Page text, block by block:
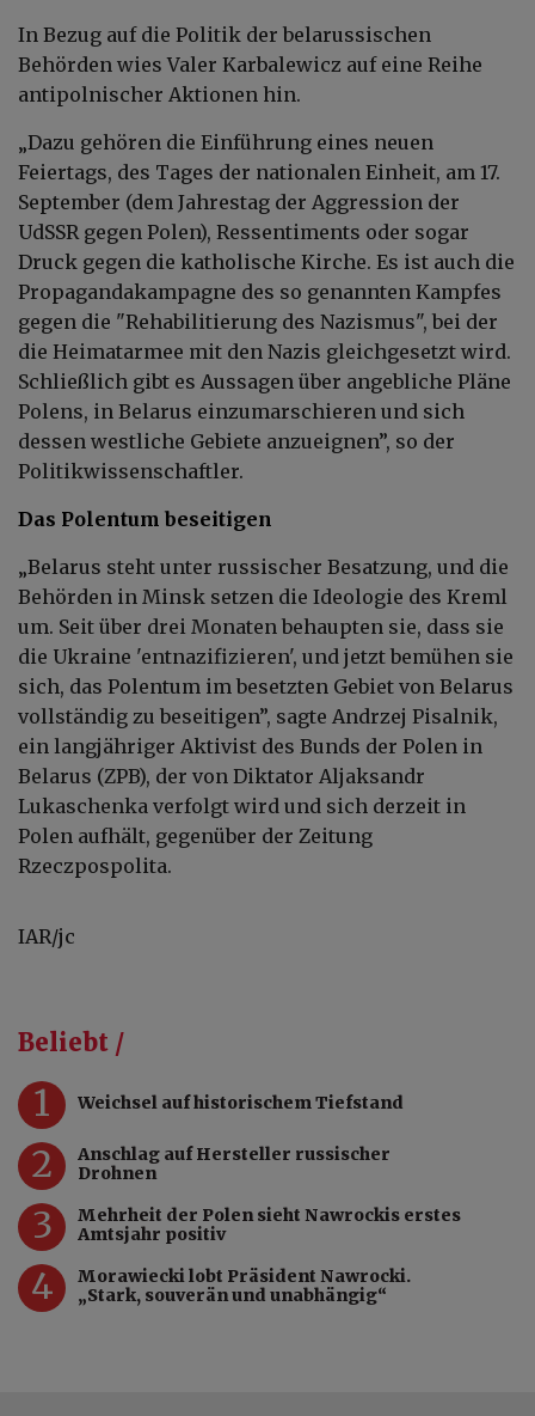
In Bezug auf die Politik der belarussischen
Behörden wies Valer Karbalewicz auf eine Reihe
antipolnischer Aktionen hin.
„Dazu gehören die Einführung eines neuen
Feiertags, des Tages der nationalen Einheit, am 17.
September (dem Jahrestag der Aggression der
UdSSR gegen Polen), Ressentiments oder sogar
Druck gegen die katholische Kirche. Es ist auch die
Propagandakampagne des so genannten Kampfes
gegen die "Rehabilitierung des Nazismus", bei der
die Heimatarmee mit den Nazis gleichgesetzt wird.
Schließlich gibt es Aussagen über angebliche Pläne
Polens, in Belarus einzumarschieren und sich
dessen westliche Gebiete anzueignen”, so der
Politikwissenschaftler.
Das Polentum beseitigen
„Belarus steht unter russischer Besatzung, und die
Behörden in Minsk setzen die Ideologie des Kreml
um. Seit über drei Monaten behaupten sie, dass sie
die Ukraine 'entnazifizieren', und jetzt bemühen sie
sich, das Polentum im besetzten Gebiet von Belarus
vollständig zu beseitigen”, sagte Andrzej Pisalnik,
ein langjähriger Aktivist des Bunds der Polen in
Belarus (ZPB), der von Diktator Aljaksandr
Lukaschenka verfolgt wird und sich derzeit in
Polen aufhält, gegenüber der Zeitung
Rzeczpospolita.
IAR/jc
Beliebt /
1 Weichsel auf historischem Tiefstand
2
Anschlag auf Hersteller russischer
Drohnen
3
Mehrheit der Polen sieht Nawrockis erstes
Amtsjahr positiv
4
Morawiecki lobt Präsident Nawrocki.
„Stark, souverän und unabhängig“